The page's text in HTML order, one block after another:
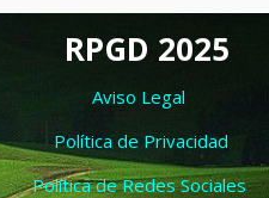
RPGD 2025
Aviso Legal
Política de Privacidad
Política de Redes Sociales